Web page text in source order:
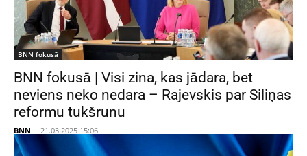
BNN fokusā
BNN fokusā | Visi zina, kas jādara, bet
neviens neko nedara – Rajevskis par Siliņas
reformu tukšrunu
BNN - 21.03.2025 15:06